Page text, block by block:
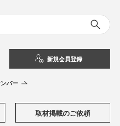
新規会員登録
バー
取材掲載のご依頼